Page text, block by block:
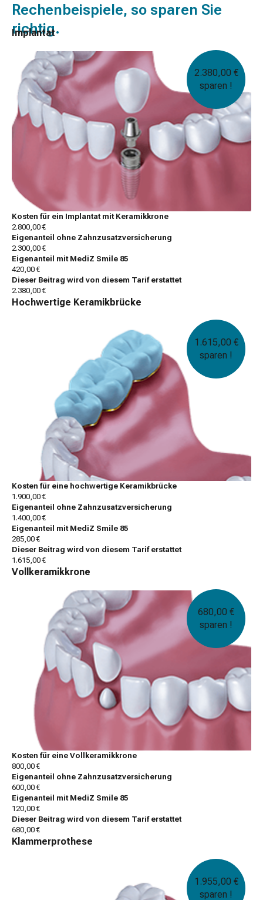
Rechenbeispiele, so sparen Sie
richtig.
Implantat
2.380,00 €
sparen !
Kosten für ein Implantat mit Keramikkrone
2.800,00 €
Eigenanteil ohne Zahnzusatzversicherung
2.300,00 €
Eigenanteil mit MediZ Smile 85
420,00 €
Dieser Beitrag wird von diesem Tarif erstattet
2.380,00 €
Hochwertige Keramikbrücke
1.615,00 €
sparen !
Kosten für eine hochwertige Keramikbrücke
1.900,00 €
Eigenanteil ohne Zahnzusatzversicherung
1.400,00 €
Eigenanteil mit MediZ Smile 85
285,00 €
Dieser Beitrag wird von diesem Tarif erstattet
1.615,00 €
Vollkeramikkrone
680,00 €
sparen !
Kosten für eine Vollkeramikkrone
800,00 €
Eigenanteil ohne Zahnzusatzversicherung
600,00 €
Eigenanteil mit MediZ Smile 85
120,00 €
Dieser Beitrag wird von diesem Tarif erstattet
680,00 €
Klammerprothese
1.955,00 €
sparen !